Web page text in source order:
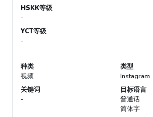
HSKK等级
-
YCT等级
-
种类
视频
关键词
-
类型
Instagram
目标语言
普通话
简体字